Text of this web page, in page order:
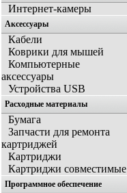
Интернет-камеры
Аксессуары
Кабели
Коврики для мышей
Компьютерные
аксессуары
Устройства USB
Расходные материалы
Бумага
Запчасти для ремонта
картриджей
Картриджи
Картриджи совместимые
Программное обеспечение